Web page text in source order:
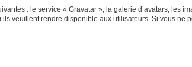
: le service « Gravatar », la galerie d’avatars, les
veuillent rendre disponible aux utilisateurs. Si vous ne